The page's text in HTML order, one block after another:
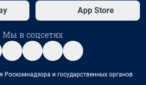
App Store
Мы в соцсетях
Роскомнадзора и государственных органов